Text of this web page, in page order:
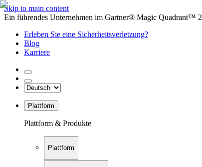
Skip to main content
Ein führendes Unternehmen im Gartner® Magic Quadrant™
Erleben Sie eine Sicherheitsverletzung?
Blog
Karriere
Plattform
Plattform & Produkte
Plattform